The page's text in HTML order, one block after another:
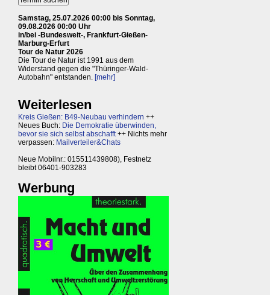
Samstag, 25.07.2026 00:00 bis Sonntag,
09.08.2026 00:00 Uhr
in/bei -Bundesweit-, Frankfurt-Gießen-
Marburg-Erfurt
Tour de Natur 2026
Die Tour de Natur ist 1991 aus dem
Widerstand gegen die "Thüringer-Wald-
Autobahn" entstanden. [mehr]
Weiterlesen
Kreis Gießen: B49-Neubau verhindern ++
Neues Buch: Die Demokratie überwinden,
bevor sie sich selbst abschafft++ Nichts mehr
verpassen: Mailverteiler&Chats
Neue Mobilnr.: 015511439808), Festnetz
bleibt 06401-903283
Werbung